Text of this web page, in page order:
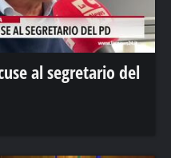
al segretario del